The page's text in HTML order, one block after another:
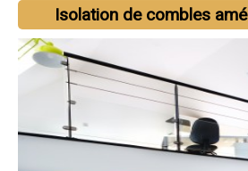
Isolation de combles